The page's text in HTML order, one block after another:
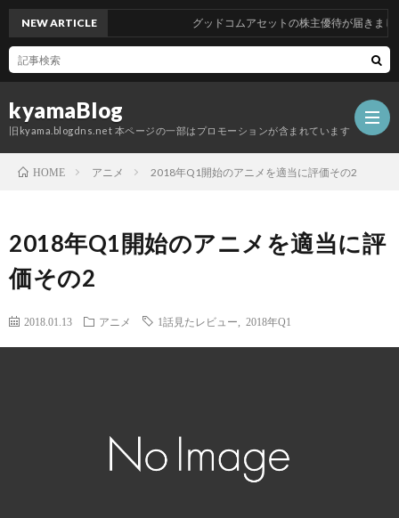
kyamaBlog
旧kyama.blogdns.net 本ページの一部はプロモーションが含まれています
NEW ARTICLE グッドコムアセットの株主優待が届きました
HOME アニメ 2018年Q1開始のアニメを適当に評価その2
2018年Q1開始のアニメを適当に評
価その2
2018.01.13 アニメ 1話見たレビュー 2018年Q1